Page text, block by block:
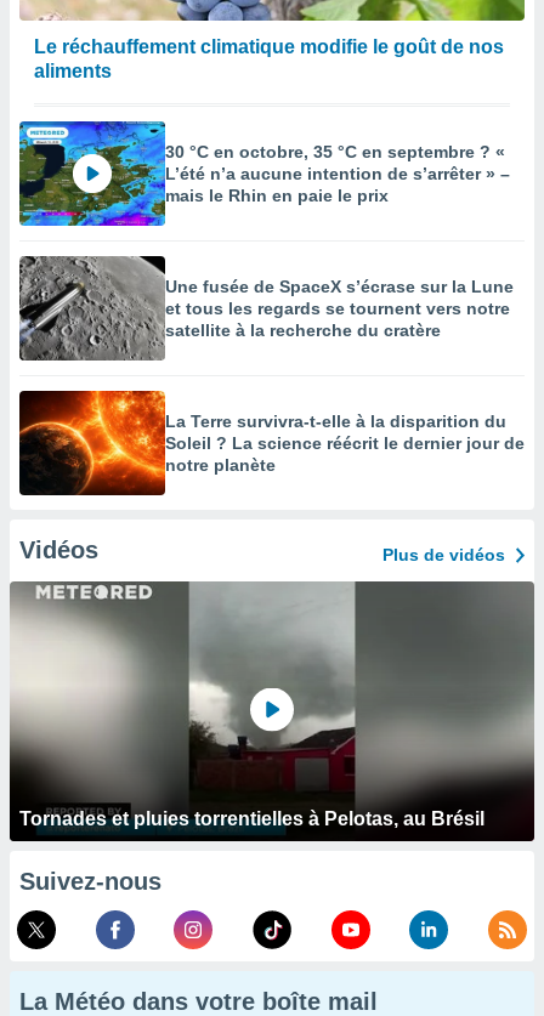
Le réchauffement climatique modifie le goût de nos
aliments
30 °C en octobre, 35 °C en septembre ? «
L’été n’a aucune intention de s’arrêter » –
mais le Rhin en paie le prix
Une fusée de SpaceX s’écrase sur la Lune
et tous les regards se tournent vers notre
satellite à la recherche du cratère
La Terre survivra-t-elle à la disparition du
Soleil ? La science réécrit le dernier jour de
notre planète
Vidéos Plus de vidéos
Tornades et pluies torrentielles à Pelotas, au Brésil
Suivez-nous
La Météo dans votre boîte mail